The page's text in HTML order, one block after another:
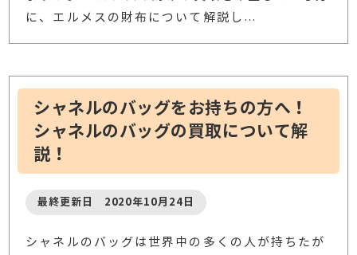
に、エルメスの財布について解説し …
シャネルのバッグをお持ちの方へ！
シャネルのバッグの買取について解
説！
最終更新日 2020年10月24日
シャネルのバッグは世界中の多くの人が持ちたが